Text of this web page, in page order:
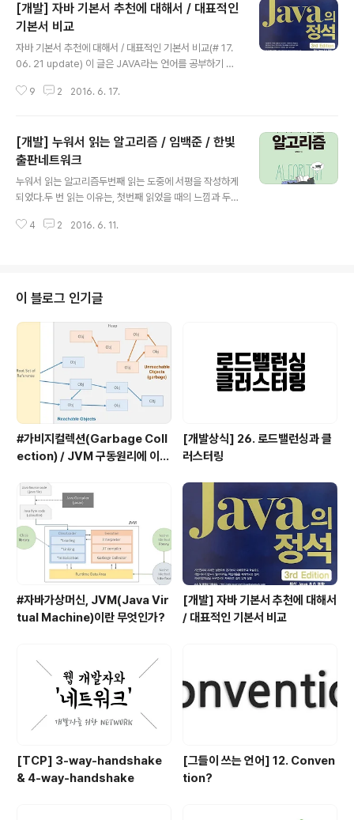
[개발] 자바 기본서 추천에 대해서 / 대표적인
기본서 비교
자바 기본서 추천에 대해서 / 대표적인 기본서 비교(# 17.
06. 21 update) 이 글은 JAVA라는 언어를 공부하기 위
도 처음 자바 공부를 시작할 때 어떤 기본서를 고르는 것이
우가 많은데, 자바를 처음 공부하는 사람의 입장에서 각 도
서에 대한 의견을 듣는 것도 도움이 될 것 같아, 이렇게 정
리해봤습니다. 이 글에서 다루고 있는 기본서 이외에도 많
은 자바 기본서가 있지만, 많은 추천을 받은 책 중에서 제가
직접 본 책, 공부해본 책만을 가지고 제 개인적인 의견을 말
씀드리고자 합니다. 기본서를 채택할 때는 자신의 공부 스
9 2 2016. 6. 17.
[개발] 누워서 읽는 알고리즘 / 임백준 / 한빛
출판네트워크
누워서 읽는 알고리즘두번째 읽는 도중에 서평을 작성하게
되었다.두 번 읽는 이유는, 첫번째 읽었을 때의 느낌과 두번
때 예상했기 때문이다.물론 모든 책이, 두 번째 읽을 때 느
이 책을 처음 읽고나서, 두 번째로 읽기 전에 어느 정도의
개발 공부를 했다는 가정하의 이야기이다.이미 많은 것을
알고 있는 사람에겐 나의 이야기가 공감이 안될 것이다.사
실,이 책을 처음 읽고 많은 실망을 했기 때문에, 적어도 서
평을 쓰려면 한 번 더 읽고 나서 쓰겠다는 생각으로서평을
작성하지 않았다. 저자..
4 2 2016. 6. 11.
이 블로그 인기글
#가비지컬렉션(Garbage Coll
ection) / JVM 구동원리에 이어
[개발상식] 26. 로드밸런싱과 클
러스터링
#자바가상머신, JVM(Java Vir
tual Machine)이란 무엇인가?
[개발] 자바 기본서 추천에 대해서
/ 대표적인 기본서 비교
[TCP] 3-way-handshake
& 4-way-handshake
[그들이 쓰는 언어] 12. Conven
tion?